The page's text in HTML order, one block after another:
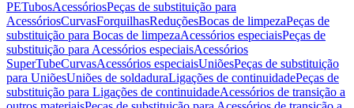
PETubosAcessóriosPeças de substituição para
AcessóriosCurvasForquilhasReduçõesBocas de limpezaPeças de
substituição para Bocas de limpezaAcessórios especiaisPeças de
substituição para Acessórios especiaisAcessórios
SuperTubeCurvasAcessórios especiaisUniõesPeças de substituição
para UniõesUniões de soldaduraLigações de continuidadePeças de
substituição para Ligações de continuidadeAcessórios de transição a